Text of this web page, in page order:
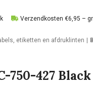
Verzendkosten €6,95 –
etiketten en afdruklinten
750-427